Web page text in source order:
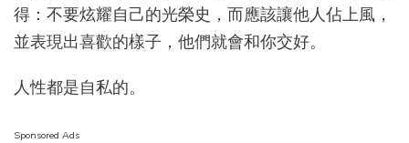
得：不要炫耀自己的光榮史，而應該讓他人佔上風，
並表現出喜歡的樣子，他們就會和你交好。
人性都是自私的。
Sponsored Ads